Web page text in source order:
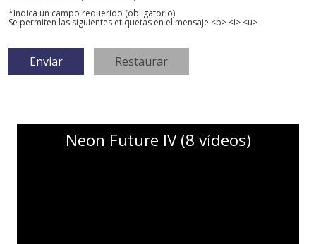
*Indica un campo requerido (obligatorio)
Se permiten las siguientes etiquetas en el mensaje <b> <i> <u>
Neon Future IV (8 vídeos)